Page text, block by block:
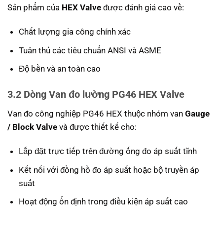
Sản phẩm của HEX Valve được đánh giá cao về:
Chất lượng gia công chính xác
Tuân thủ các tiêu chuẩn ANSI và ASME
Độ bền và an toàn cao
3.2 Dòng Van đo lường PG46 HEX Valve
Van đo công nghiệp PG46 HEX thuộc nhóm van Gauge
/ Block Valve và được thiết kế cho:
Lắp đặt trực tiếp trên đường ống đo áp suất tĩnh
Kết nối với đồng hồ đo áp suất hoặc bộ truyền áp
suất
Hoạt động ổn định trong điều kiện áp suất cao